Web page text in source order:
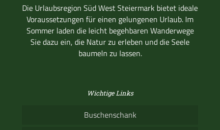
Die Urlaubsregion Süd West Steiermark bietet ideale
Voraussetzungen für einen gelungenen Urlaub. Im
Sommer laden die leicht begehbaren Wanderwege
Sie dazu ein, die Natur zu erleben und die Seele
baumeln zu lassen.
Wichtige Links
Buschenschank